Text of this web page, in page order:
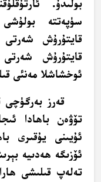
بولىدۇ.
سۈپەتتە
قايتۇرۇش
قايتۇرۇش
ئوخشاشلا مەنئى
قەرز بەرگۈچى
تۆۋەن باھادا
ئۇيىنى يۇقىرى
ئۆزىگە ھەدىيە
تەلەپ قىلىشى